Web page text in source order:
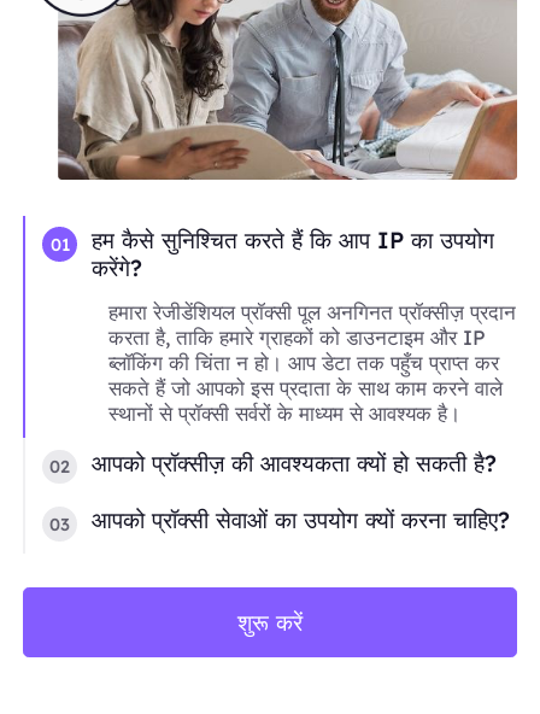
01
हम कैसे सुनिश्चित करते हैं कि आप IP का उपयोग
करेंगे?
हमारा रेजीडेंशियल प्रॉक्सी पूल अनगिनत प्रॉक्सीज़ प्रदान
करता है, ताकि हमारे ग्राहकों को डाउनटाइम और IP
ब्लॉकिंग की चिंता न हो। आप डेटा तक पहुँच प्राप्त कर
सकते हैं जो आपको इस प्रदाता के साथ काम करने वाले
स्थानों से प्रॉक्सी सर्वरों के माध्यम से आवश्यक है।
02 आपको प्रॉक्सीज़ की आवश्यकता क्यों हो सकती है?
03 आपको प्रॉक्सी सेवाओं का उपयोग क्यों करना चाहिए?
शुरू करें